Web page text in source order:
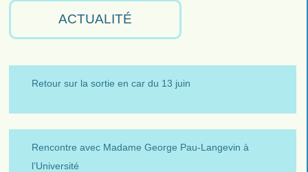
ACTUALITÉ
Retour sur la sortie en car du 13 juin
Rencontre avec Madame George Pau-Langevin à
l’Université